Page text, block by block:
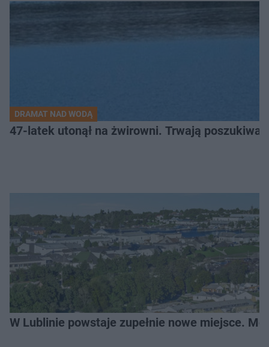
DRAMAT NAD WODĄ
47-latek utonął na żwirowni. Trwają
W Lublinie powstaje zupełnie nowe miejsce.